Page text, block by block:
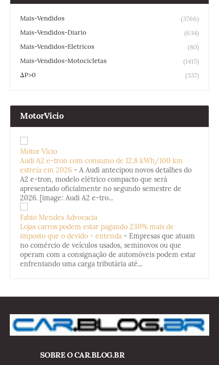
Mais-Vendidos
(3766)
Mais-Vendidos-Diario
(634)
Mais-Vendidos-Eletricos
(80)
Mais-Vendidos-Motocicletas
(1415)
ΔP>0
(337)
MotorVicio
Motor Vício
Audi A2 e-tron com consumo de 12,8 kWh/100 km
estreia em 2026 - A Audi antecipou novos detalhes do
A2 e-tron, modelo elétrico compacto que será
apresentado oficialmente no segundo semestre de
2026. [image: Audi A2 e-tro...
Fabio Mendes Advocacia
Lojas carros podem estar pagando 230% mais de
imposto que o devido - entenda - Empresas que atuam
no comércio de veículos usados, seminovos ou que
operam com a consignação de automóveis podem estar
enfrentando uma carga tributária até...
SOBRE O CAR.BLOG.BR